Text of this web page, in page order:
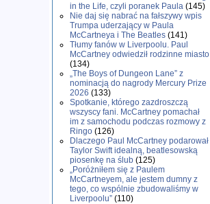
in the Life, czyli poranek Paula (145)
Nie daj się nabrać na fałszywy wpis
Trumpa uderzający w Paula
McCartneya i The Beatles (141)
Tłumy fanów w Liverpoolu. Paul
McCartney odwiedził rodzinne miasto
(134)
„The Boys of Dungeon Lane” z
nominacją do nagrody Mercury Prize
2026 (133)
Spotkanie, którego zazdroszczą
wszyscy fani. McCartney pomachał
im z samochodu podczas rozmowy z
Ringo (126)
Dlaczego Paul McCartney podarował
Taylor Swift idealną, beatlesowską
piosenkę na ślub (125)
„Poróżniłem się z Paulem
McCartneyem, ale jestem dumny z
tego, co wspólnie zbudowaliśmy w
Liverpoolu” (110)